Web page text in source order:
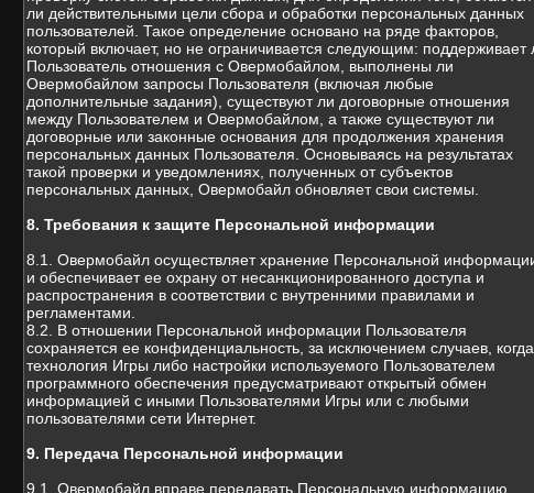
ли действительными цели сбора и обработки персональных данных
пользователей. Такое определение основано на ряде факторов,
который включает, но не ограничивается следующим: поддерживает
Пользователь отношения с Овермобайлом, выполнены ли
Овермобайлом запросы Пользователя (включая любые
дополнительные задания), существуют ли договорные отношения
между Пользователем и Овермобайлом, а также существуют ли
договорные или законные основания для продолжения хранения
персональных данных Пользователя. Основываясь на результатах
такой проверки и уведомлениях, полученных от субъектов
персональных данных, Овермобайл обновляет свои системы.
8. Требования к защите Персональной информации
8.1. Овермобайл осуществляет хранение Персональной
и обеспечивает ее охрану от несанкционированного доступа и
распространения в соответствии с внутренними правилами и
регламентами.
8.2. В отношении Персональной информации Пользователя
сохраняется ее конфиденциальность, за исключением случаев, когда
технология Игры либо настройки используемого Пользователем
программного обеспечения предусматривают открытый обмен
информацией с иными Пользователями Игры или с любыми
пользователями сети Интернет.
9. Передача Персональной информации
9.1. Овермобайл вправе передавать Персональную информацию